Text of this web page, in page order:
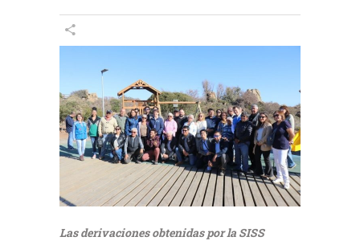
Las derivaciones obtenidas por la SISS